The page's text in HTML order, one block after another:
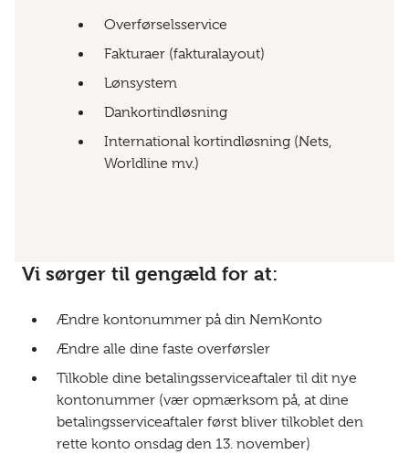
Overførselsservice
Fakturaer (fakturalayout)
Lønsystem
Dankortindløsning
International kortindløsning (Nets,
Worldline mv.)
Vi sørger til gengæld for at:
Ændre kontonummer på din NemKonto
Ændre alle dine faste overførsler
Tilkoble dine betalingsserviceaftaler til dit nye
kontonummer (vær opmærksom på, at dine
betalingsserviceaftaler først bliver tilkoblet den
rette konto onsdag den 13. november)